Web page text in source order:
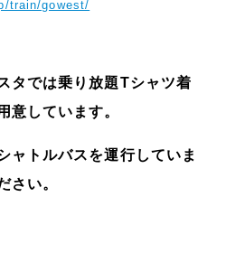
train/gowest/
タでは乗り放題Tシャツ着
意しています。
ャトルバスを運行していま
さい。